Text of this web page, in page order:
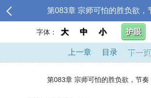
第083章 宗师可怕的胜负欲，
字体： 大 中 小 护眼
上一章 目录 下一页
第083章 宗师可怕的胜负欲，节奏